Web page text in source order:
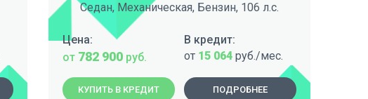
Седан, Механическая, Бензин, 106 л.с.
Цена:
от 782 900 руб.
В кредит:
от 15 064 руб./мес.
КУПИТЬ В КРЕДИТ ПОДРОБНЕЕ